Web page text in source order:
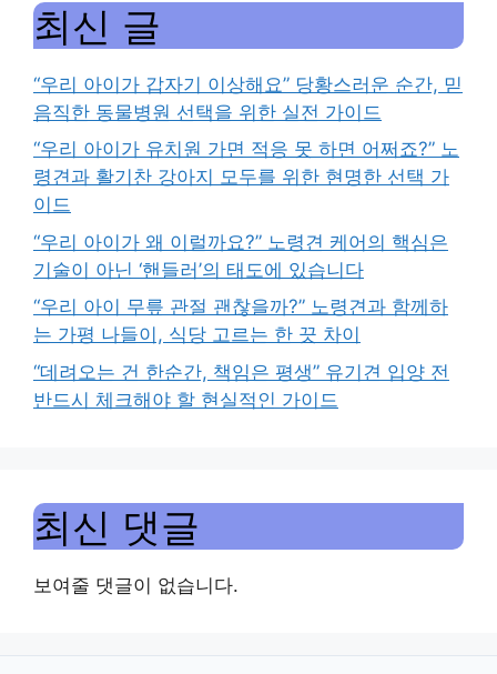
최신 글
“우리 아이가 갑자기 이상해요” 당황스러운 순간, 믿
음직한 동물병원 선택을 위한 실전 가이드
“우리 아이가 유치원 가면 적응 못 하면 어쩌죠?” 노
령견과 활기찬 강아지 모두를 위한 현명한 선택 가
이드
“우리 아이가 왜 이럴까요?” 노령견 케어의 핵심은
기술이 아닌 ‘핸들러’의 태도에 있습니다
“우리 아이 무릎 관절 괜찮을까?” 노령견과 함께하
는 가평 나들이, 식당 고르는 한 끗 차이
“데려오는 건 한순간, 책임은 평생” 유기견 입양 전
반드시 체크해야 할 현실적인 가이드
최신 댓글
보여줄 댓글이 없습니다.